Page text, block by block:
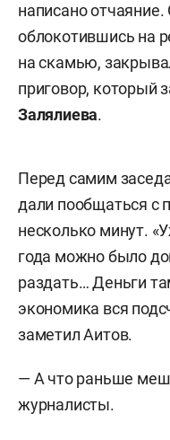
написано
облокотившись на
на скамью,
приговор, который
Залялиева.
Перед самим
дали пообщаться с
несколько минут.
года можно было
раздать… Деньги
экономика вся
заметил Аитов.
— А что раньше
журналисты.